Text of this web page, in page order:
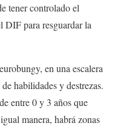
tener controlado el
DIF para resguardar la
en una escalera
habilidades y destrezas.
entre 0 y 3 años que
manera, habrá zonas